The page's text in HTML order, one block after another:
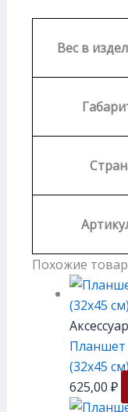
Вес в
Похожие
(32х45
625,00 ₽